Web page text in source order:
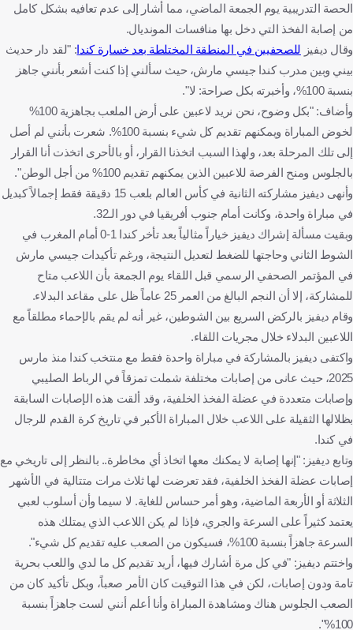
الحصة التدريبية يوم الجمعة الماضي، مما أشار إلى عدم تعافيه بشكل كامل
من إصابة الفخذ التي دخل بها منافسات المونديال.
وقال ديفيز للصحفيين في المنطقة المختلطة بعد خسارة كندا: "لقد دار حديث
بيني وبين مدرب كندا جيسي مارش، حيث سألني إذا كنت أشعر بأنني جاهز
بنسبة 100%، وأخبرته بكل صراحة: لا".
وأضاف: "بكل وضوح، نحن نريد لاعبين على أرض الملعب بجاهزية 100%
لخوض المباراة ويمكنهم تقديم كل شيء بنسبة 100%. شعرت بأنني لم أصل
إلى تلك المرحلة بعد، ولهذا السبب اتخذنا القرار، أو بالأحرى اتخذت أنا القرار
بالجلوس ومنح الفرصة للاعبين الذين يمكنهم تقديم 100% من أجل الوطن".
وأنهى ديفيز مشاركته الثانية في كأس العالم بلعب 15 دقيقة فقط إجمالاً كبديل
في مباراة واحدة، وكانت أمام جنوب أفريقيا في دور الـ32.
وبقيت مسألة إشراك ديفيز خياراً مثالياً بعد تأخر كندا 1-0 أمام المغرب في
الشوط الثاني وحاجتها للضغط لتعديل النتيجة، ورغم تأكيدات جيسي مارش
في المؤتمر الصحفي الرسمي قبل اللقاء يوم الجمعة بأن اللاعب متاح
للمشاركة، إلا أن النجم البالغ من العمر 25 عاماً ظل على مقاعد البدلاء.
وقام ديفيز بالركض السريع بين الشوطين، غير أنه لم يقم بالإحماء مطلقاً مع
اللاعبين البدلاء خلال مجريات اللقاء.
واكتفى ديفيز بالمشاركة في مباراة واحدة فقط مع منتخب كندا منذ مارس
2025، حيث عانى من إصابات مختلفة شملت تمزقاً في الرباط الصليبي
وإصابات متعددة في عضلة الفخذ الخلفية، وقد ألقت هذه الإصابات السابقة
بظلالها الثقيلة على اللاعب خلال المباراة الأكبر في تاريخ كرة القدم للرجال
في كندا.
وتابع ديفيز: "إنها إصابة لا يمكنك معها اتخاذ أي مخاطرة.. بالنظر إلى تاريخي مع
إصابات عضلة الفخذ الخلفية، فقد تعرضت لها ثلاث مرات متتالية في الأشهر
الثلاثة أو الأربعة الماضية، وهو أمر حساس للغاية. لا سيما وأن أسلوب لعبي
يعتمد كثيراً على السرعة والجري، فإذا لم يكن اللاعب الذي يمتلك هذه
السرعة جاهزاً بنسبة 100%، فسيكون من الصعب عليه تقديم كل شيء".
واختتم ديفيز: "في كل مرة أشارك فيها، أريد تقديم كل ما لدي واللعب بحرية
تامة ودون إصابات، لكن في هذا التوقيت كان الأمر صعباً، وبكل تأكيد كان من
الصعب الجلوس هناك ومشاهدة المباراة وأنا أعلم أنني لست جاهزاً بنسبة
100%".